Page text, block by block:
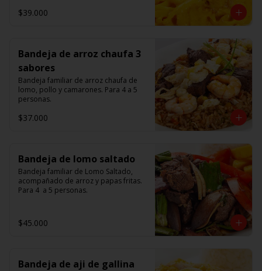
$39.000
Bandeja de arroz chaufa 3
sabores
Bandeja familiar de arroz chaufa de
lomo, pollo y camarones. Para 4 a 5
personas.
$37.000
Bandeja de lomo saltado
Bandeja familiar de Lomo Saltado,
acompañado de arroz y papas fritas.
Para 4  a 5 personas.
$45.000
Bandeja de aji de gallina